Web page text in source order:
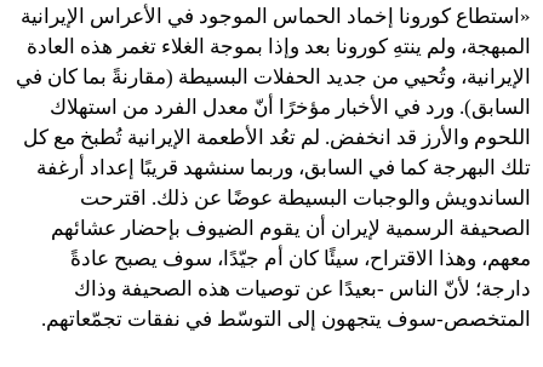
«استطاع كورونا إخماد الحماس الموجود في الأعراس الإيرانية
المبهجة، ولم ينتهِ كورونا بعد وإذا بموجة الغلاء تغمر هذه العادة
الإيرانية، وتُحيي من جديد الحفلات البسيطة (مقارنةً بما كان في
السابق). ورد في الأخبار مؤخرًا أنّ معدل الفرد من استهلاك
اللحوم والأرز قد انخفض. لم تعُد الأطعمة الإيرانية تُطبخ مع کل
تلك البهرجة كما في السابق، وربما سنشهد قريبًا إعداد أرغفة
الساندويش والوجبات البسيطة عوضًا عن ذلك. اقترحت
الصحيفة الرسمية لإيران أن يقوم الضيوف بإحضار عشائهم
معهم، وهذا الاقتراح، سيئًا كان أم جيّدًا، سوف يصبح عادةً
دارجة؛ لأنّ الناس -بعيدًا عن توصيات هذه الصحيفة وذاك
المتخصص-سوف يتجهون إلى التوسّط في نفقات تجمّعاتهم.